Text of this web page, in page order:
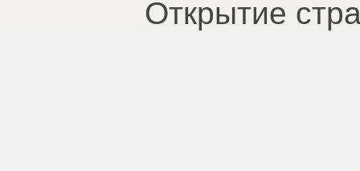
Открытие